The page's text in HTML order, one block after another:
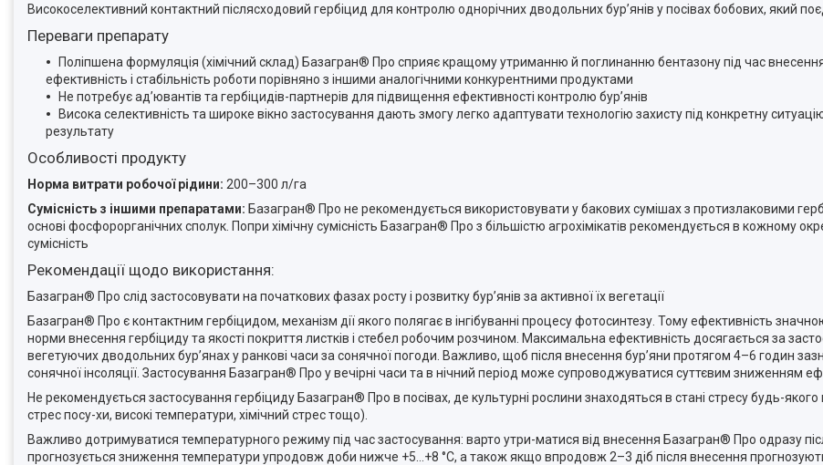
Високоселективний контактний післясходовий гербіцид для контролю однорічних дводольних бур’янів у посівах бобових, який
Переваги препарату
Поліпшена формуляція (хімічний склад) Базагран® Про сприяє кращому утриманню й поглинанню бентазону під час
ефективність і стабільність роботи порівняно з іншими аналогічними конкурентними продуктами
Не потребує ад’ювантів та гербіцидів-партнерів для підвищення ефективності контролю бур’янів
Висока селективність та широке вікно застосування дають змогу легко адаптувати технологію захисту під конкретну
результату
Особливості продукту
Норма витрати робочої рідини: 200–300 л/га
Сумісність з іншими препаратами: Базагран® Про не рекомендується використовувати у бакових сумішах з протизлаковими
основі фосфорорганічних сполук. Попри хімічну сумісність Базагран® Про з більшістю агрохімікатів рекомендується в кожному
сумісність
Рекомендації щодо використання:
Базагран® Про слід застосовувати на початкових фазах росту і розвитку бур’янів за активної їх вегетації
Базагран® Про є контактним гербіцидом, механізм дії якого полягає в інгібуванні процесу фотосинтезу. Тому ефективність
норми внесення гербіциду та якості покриття листків і стебел робочим розчином. Максимальна ефективність досягається за
вегетуючих дводольних бур’янах у ранкові часи за сонячної погоди. Важливо, щоб після внесення бур’яни протягом 4–6 годин
сонячної інсоляції. Застосування Базагран® Про у вечірні часи та в нічний період може супроводжуватися суттєвим зниженням
Не рекомендується застосування гербіциду Базагран® Про в посівах, де культурні рослини знаходяться в стані стресу будь-
стрес посу-хи, високі температури, хімічний стрес тощо).
Важливо дотримуватися температурного режиму під час застосування: варто утри-матися від внесення Базагран® Про одразу
прогнозується зниження температури упродовж доби нижче +5…+8 °С, а також якщо впродовж 2–3 діб після внесення